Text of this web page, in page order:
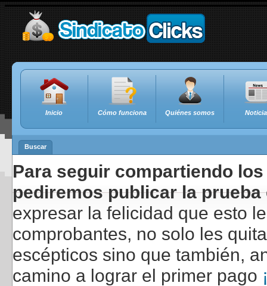
Inicio Cómo funciona Quiénes somos
Buscar
Para seguir compartiendo
pediremos publicar la
expresar la felicidad que esto
comprobantes, no solo les
escépticos sino que también,
camino a lograr el primer pago